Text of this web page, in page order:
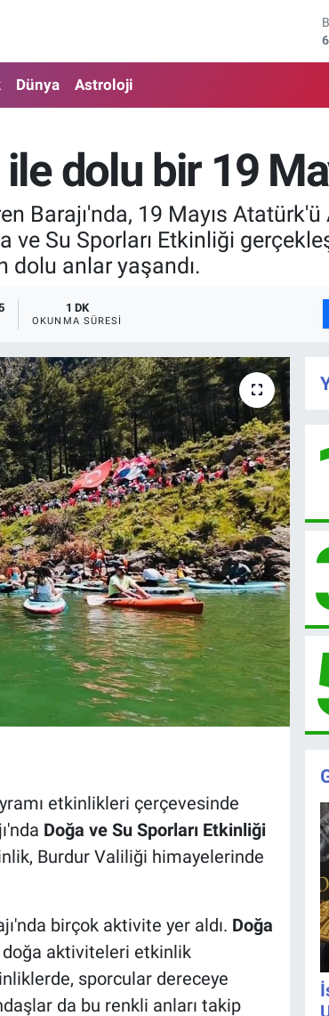
Dünya Astroloji
dolu bir 19
Barajı'nda, 19 Mayıs
ve Su Sporları Etkinliği
dolu anlar yaşandı.
1 DK
OKUNMA SÜRESI
etkinlikleri çerçevesinde
Doğa ve Su Sporları Etkinliği
Burdur Valiliği himayelerinde
birçok aktivite yer aldı. Doğa
aktiviteleri etkinlik
sporcular dereceye
da bu renkli anları takip